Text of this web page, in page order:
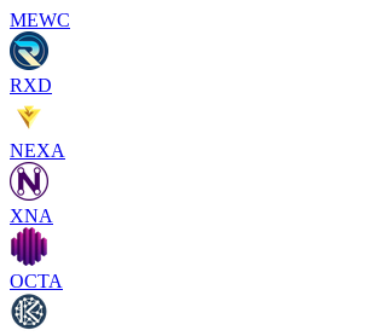
MEWC
RXD
NEXA
XNA
OCTA